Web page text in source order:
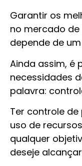
Garantir os
no mercado
depende de
Ainda assim, é
necessidades
palavra:
Ter controle
uso de
qualquer
deseje